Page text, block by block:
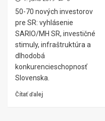
50-70 nových investorov
pre SR: vyhlásenie
SARIO/MH SR, investičné
stimuly, infraštruktúra a
dlhodobá
konkurencieschopnosť
Slovenska.
Čítať ďalej